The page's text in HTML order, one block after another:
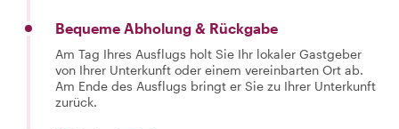
Bequeme Abholung & Rückgabe
Am Tag Ihres Ausflugs holt Sie Ihr lokaler Gastgeber
von Ihrer Unterkunft oder einem vereinbarten Ort ab.
Am Ende des Ausflugs bringt er Sie zu Ihrer Unterkunft
zurück.